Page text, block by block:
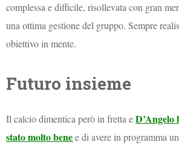
complessa e difficile, risollevata con gran
una ottima gestione del gruppo. Sempre
obiettivo in mente.
Futuro insieme
Il calcio dimentica però in fretta eD’Angelo
stato molto benee di avere in programma